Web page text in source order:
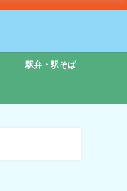
駅弁・駅そば